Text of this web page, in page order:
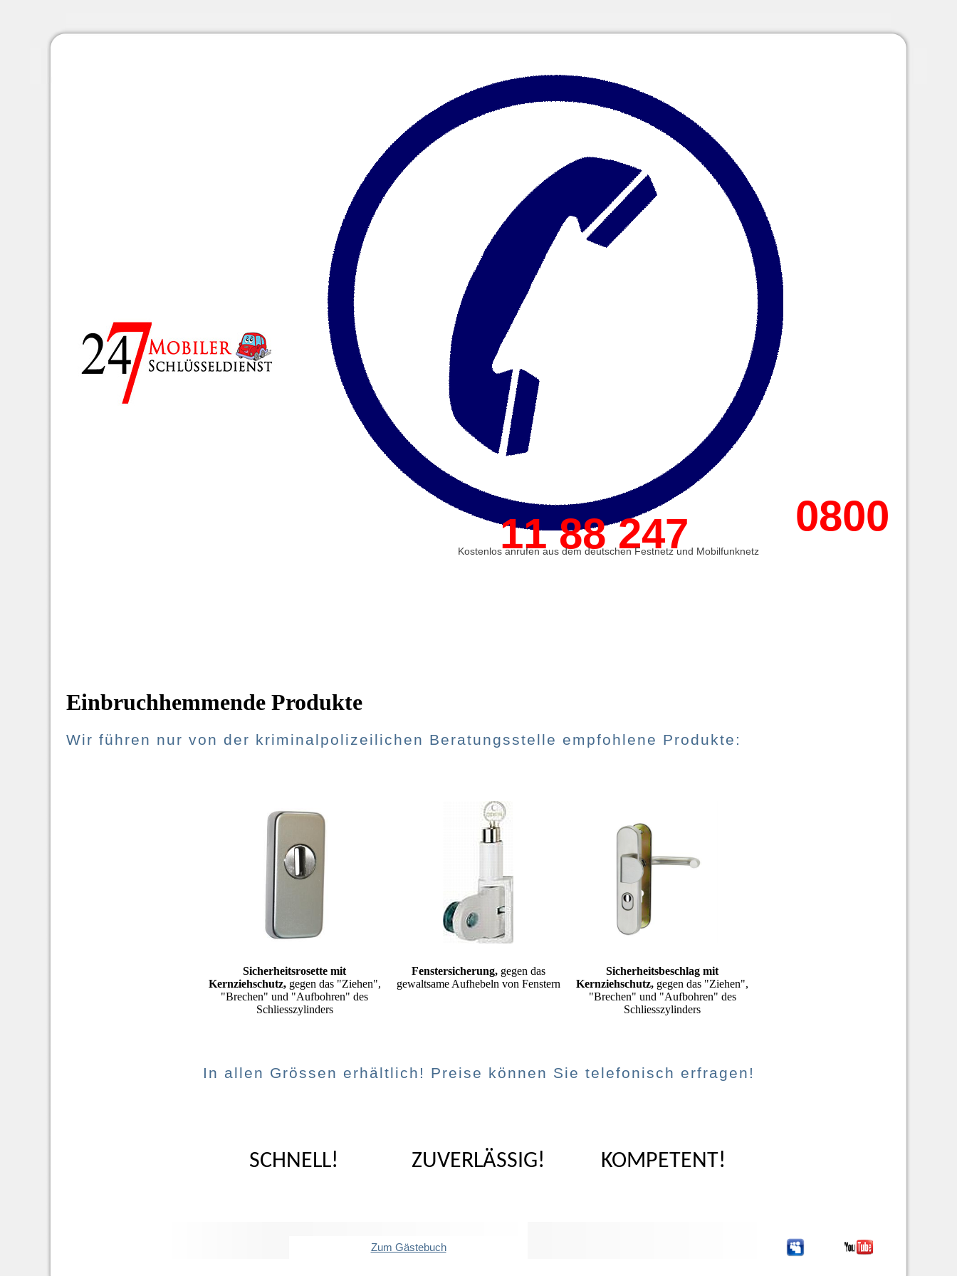
0800
11 88 247
Kostenlos anrufen aus dem deutschen Festnetz und Mobilfunknetz
Einbruchhemmende Produkte
Wir führen nur von der kriminalpolizeilichen Beratungsstelle empfohlene Produkte:
Sicherheitsrosette mit
Kernziehschutz, gegen das "Ziehen",
"Brechen" und "Aufbohren" des
Schliesszylinders
Fenstersicherung, gegen das
gewaltsame Aufhebeln von Fenstern
Sicherheitsbeschlag mit
Kernziehschutz, gegen das "Ziehen",
"Brechen" und "Aufbohren" des
Schliesszylinders
In allen Grössen erhältlich! Preise können Sie telefonisch erfragen!
SCHNELL! ZUVERLÄSSIG! KOMPETENT!
Zum Gästebuch